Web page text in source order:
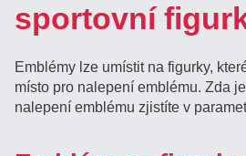
sportovní
Emblémy lze umístit na figurky,
místo pro nalepení emblému. Zda
nalepení emblému zjistíte v